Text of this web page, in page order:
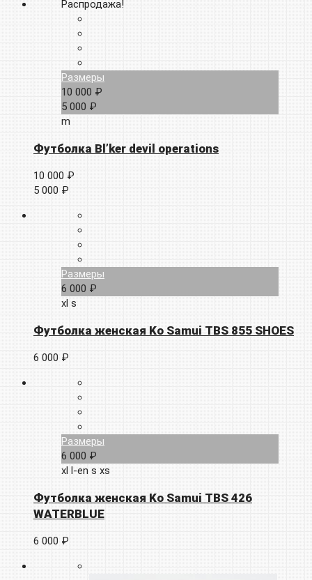
Распродажа!
Размеры
10 000 ₽
5 000 ₽
m
Футболка Bl’ker devil operations
10 000 ₽
5 000 ₽
Размеры
6 000 ₽
xl s
Футболка женская Ko Samui TBS 855 SHOES
6 000 ₽
Размеры
6 000 ₽
xl l-en s xs
Футболка женская Ko Samui TBS 426
WATERBLUE
6 000 ₽